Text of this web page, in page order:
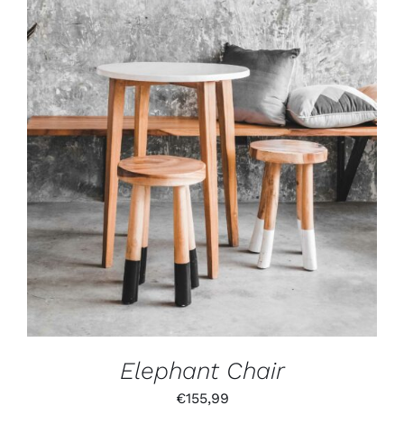
IN DEN WARENKORB
/
DETAILS
Elephant Chair
€155,99